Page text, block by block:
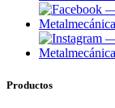
Productos